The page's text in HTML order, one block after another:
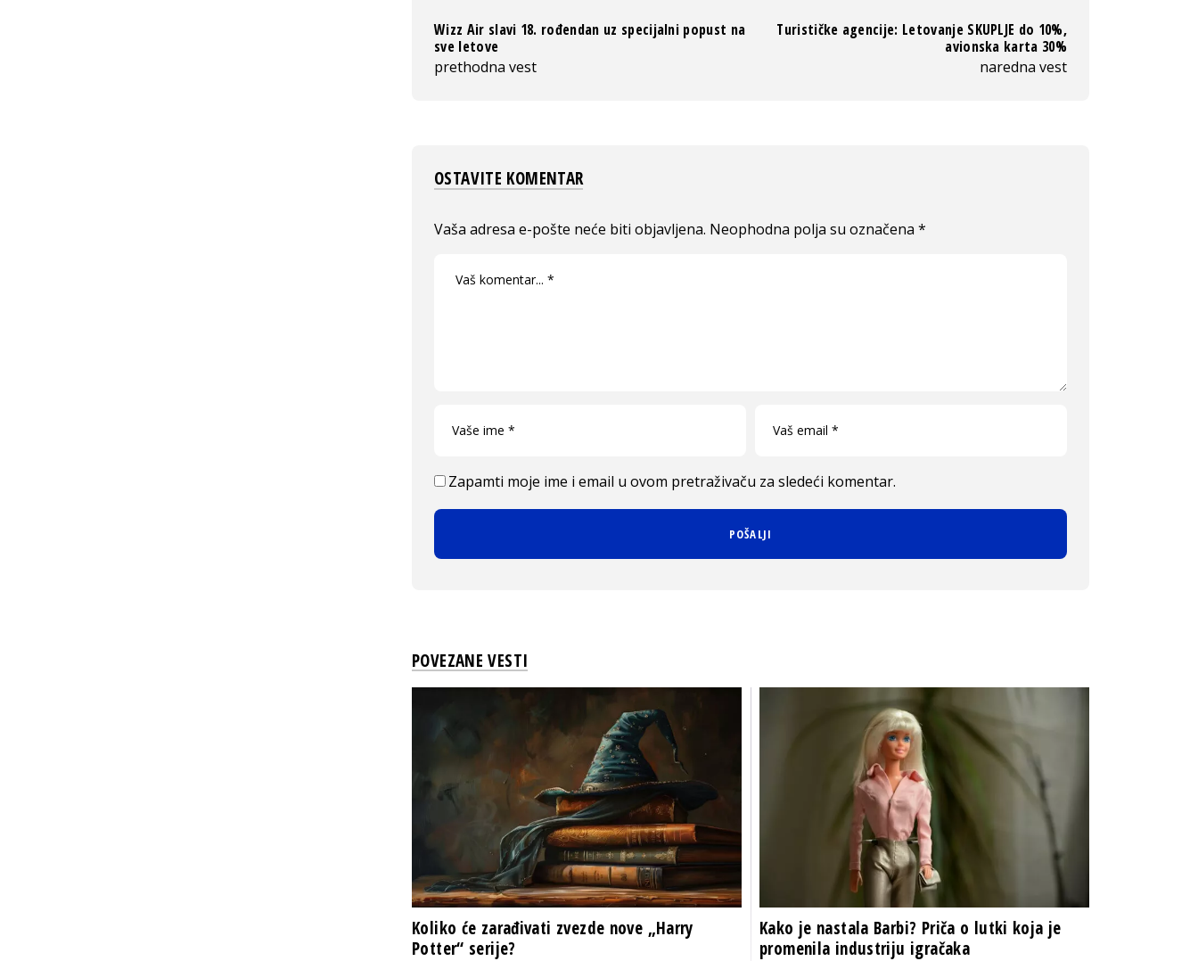
Wizz Air slavi 18. rođendan uz specijalni popust na
sve letove
prethodna vest
Turističke agencije: Letovanje SKUPLJE do 10%,
avionska karta 30%
naredna vest
OSTAVITE KOMENTAR
Vaša adresa e-pošte neće biti objavljena. Neophodna polja su označena *
Zapamti moje ime i email u ovom pretraživaču za sledeći komentar.
POVEZANE VESTI
Koliko će zarađivati zvezde nove „Harry
Potter“ serije?
Kako je nastala Barbi? Priča o lutki koja je
promenila industriju igračaka